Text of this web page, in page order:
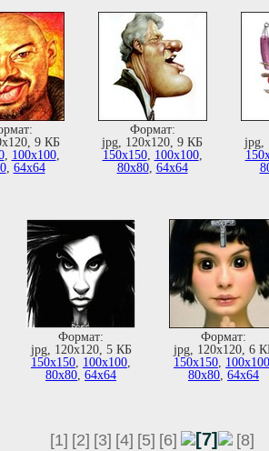
9 КБ
, 100х100,
, 64х64
Формат:
jpg, 120х120, 9 КБ
150х150, 100х100,
80х80, 64х64
jpg,
Формат:
jpg, 120х120, 5 КБ
150х150, 100х100,
80х80, 64х64
Формат:
jpg, 120х120, 6
150х150, 100х100
80х80, 64х64
[1] [2] [3] [4] [5] [6] [7] [8]